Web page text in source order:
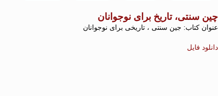
چین سنتی، تاریخ برای نوجوانان
عنوان کتاب: جین سنتی ، تاریخی برای نوجوانان
دانلود فایل